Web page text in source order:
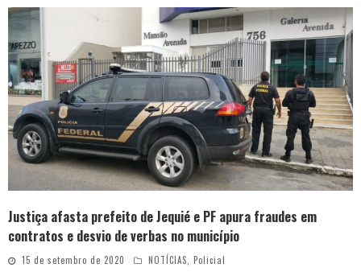
Justiça afasta prefeito de Jequié e PF apura fraudes em
contratos e desvio de verbas no município
15 de setembro de 2020 NOTÍCIAS, Policial